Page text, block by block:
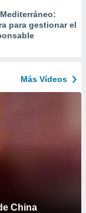
para gestionar el
Más Vídeos
China